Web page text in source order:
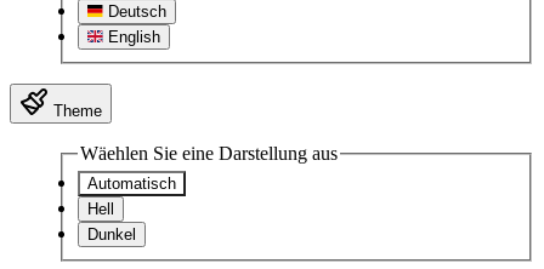
Deutsch
English
Theme
Wäehlen Sie eine Darstellung aus
Automatisch
Hell
Dunkel